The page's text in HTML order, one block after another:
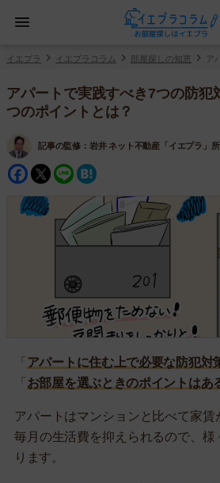
イエプラ イエプラコラム 部屋探しの知恵 ア
アパートで実践すべき7つの防犯
つのポイントとは？
記事の監修： 岩井 ネット不動産「イエプラ」
Facebook
Twitter
Line
「 アパートに住む上で必要な防犯対
「 お部屋を選ぶときのポイントはあ
アパートはマンションと比べて家賃
毎月の生活費を抑えられるので、様
ります。